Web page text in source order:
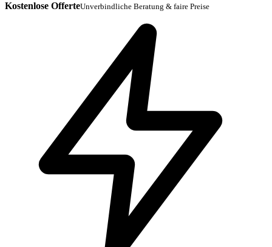
Kostenlose OfferteUnverbindliche Beratung & faire Preise